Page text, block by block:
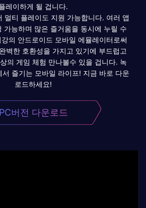
레이하게 될 겁니다.
멀티 플레이도 지원 가능합니다. 여러 앱
가능하며 많은 즐거움을 동시에 누릴 수
의 안드로이드 모바일 에뮬레이터로써
벽한 호환성을 가지고 있기에 부드럽고
의 게임 체험 만나볼수 있을 겁니다. 녹
서 즐기는 모바일 라이프! 지금 바로 다운
로드하세요!
PC버전 다운로드